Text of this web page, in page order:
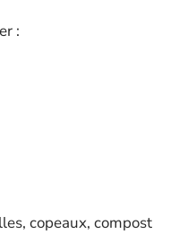
:
copeaux, compost